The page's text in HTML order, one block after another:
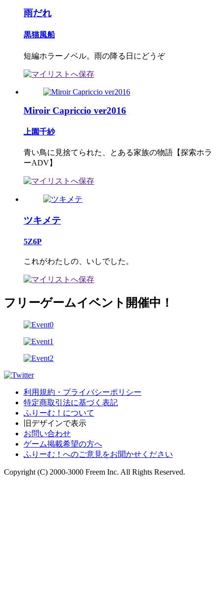
雨だれ
黒猫風船
短編ホラーノベル。雨の降る日にどうぞ
Miroir Capriccio ver2016
上園千紗
青い鳥に見捨てられた、とある家族の物語【探索ホラ
ーADV】
ツキメテ
5Z6P
これがわたしの、いしでした。
フリーゲームイベント開催中！
利用規約・プライバシーポリシー
特定商取引法に基づく表記
ふりーむ！について
旧デザインで表示
お問い合わせ
ゲーム掲載希望の方へ
ふりーむ！へのご意見をお聞かせください
Copyright (C) 2000-3000 Freem Inc. All Rights Reserved.